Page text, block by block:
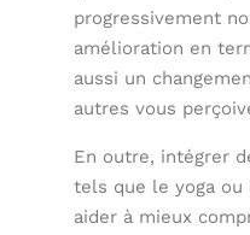
progressivement
amélioration en
aussi un
autres vous
En outre, intégrer
tels que le yoga
aider à mieux